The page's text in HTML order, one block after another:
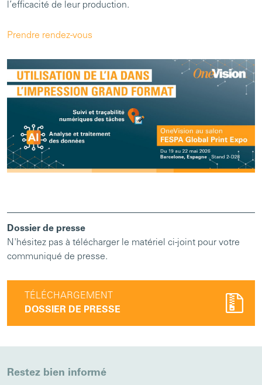
l’efficacité de leur production.
Prendre rendez-vous
Dossier de presse
N'hésitez pas à télécharger le matériel ci-joint pour votre
communiqué de presse.
TÉLÉCHARGEMENT
DOSSIER DE PRESSE
Restez bien informé